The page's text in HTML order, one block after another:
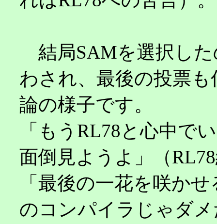
結局SAMを選択した
わされ、最後の投票
論の様子です。
「もうRL78と心中で
面倒見ようよ」（
「最後の一花を咲か
のコンパイラじゃダ